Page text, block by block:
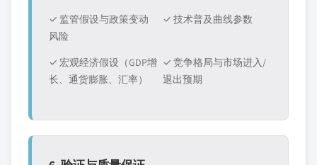
✓ 监管假设与政策变动
风险
✓ 技术普及曲线参数
✓ 宏观经济假设（GDP增
长、通货膨胀、汇率）
✓ 竞争格局与市场进入/
退出预期